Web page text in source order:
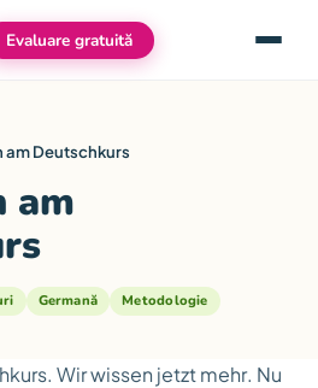
Evaluare gratuită Meniu
am Deutschkurs
am
Germană Metodologie
Wir wissen jetzt mehr. Nu